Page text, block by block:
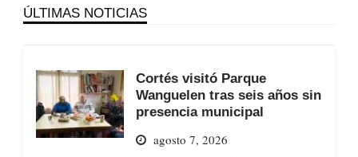
ÚLTIMAS NOTICIAS
Cortés visitó Parque
Wanguelen tras seis años sin
presencia municipal
agosto 7, 2026